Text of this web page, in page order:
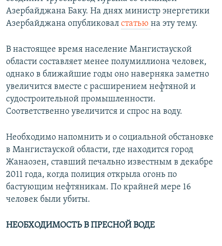
Азербайджана Баку. На днях министр энергетики
Азербайджана опубликовал статью на эту тему.
В настоящее время население Мангистауской
области составляет менее полумиллиона человек,
однако в ближайшие годы оно наверняка заметно
увеличится вместе с расширением нефтяной и
судостроительной промышленности.
Соответственно увеличится и спрос на воду.
Необходимо напомнить и о социальной обстановке
в Мангистауской области, где находится город
Жанаозен, ставший печально известным в декабре
2011 года, когда полиция открыла огонь по
бастующим нефтяникам. По крайней мере 16
человек были убиты.
НЕОБХОДИМОСТЬ В ПРЕСНОЙ ВОДЕ